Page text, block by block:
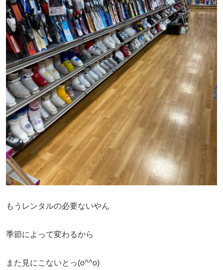
もうレンタルの必要ないやん
季節によって変わるから
また見にこないとっ(o^^o)